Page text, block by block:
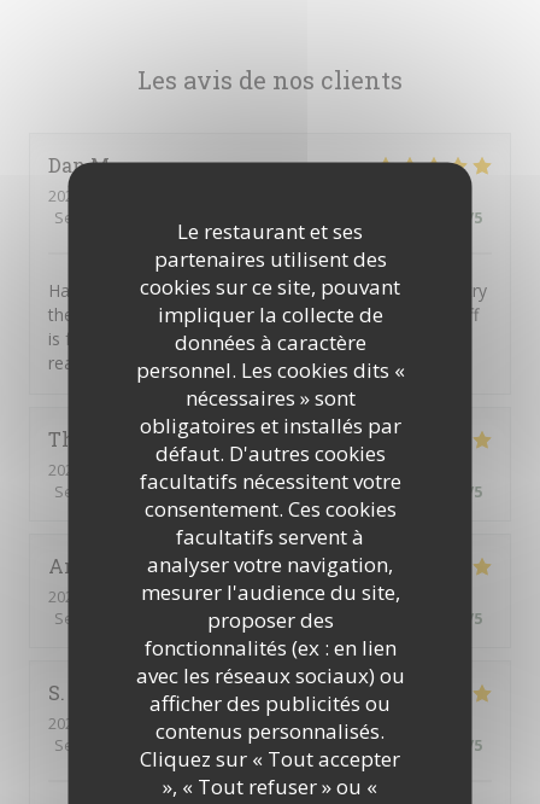
Le restaurant et ses
partenaires utilisent des
cookies sur ce site, pouvant
impliquer la collecte de
données à caractère
personnel. Les cookies dits «
nécessaires » sont
obligatoires et installés par
défaut. D'autres cookies
facultatifs nécessitent votre
consentement. Ces cookies
facultatifs servent à
analyser votre navigation,
mesurer l'audience du site,
proposer des
fonctionnalités (ex : en lien
avec les réseaux sociaux) ou
afficher des publicités ou
contenus personnalisés.
Cliquez sur « Tout accepter
», « Tout refuser » ou «
Les avis de nos clients
DanM
2025-09-09
Service
/5
Have the "Rita", a delicious pizza, with the Chianti. Or try
the Salads, we had the Tuna and it was great. The staff
is friendly and helpful, service was prompt. Price is
reasonable and English is spoken. A good meal.
Thierry H
2025-09-06
- 21:00 - Couverts 6
Service
/5 Ambiance: 5 /5 Cuisine:5/5 Qualité / Prix /5
Amine
2025-09-06
- 22:00 - Couverts 2
Service
Ambiance:4/5 Cuisine:5 /5
S
2025-09-05
- 20:00 - Couverts 4
Service
Ambiance: 5/5 Cuisine: 5/5 Qualité / Prix /5